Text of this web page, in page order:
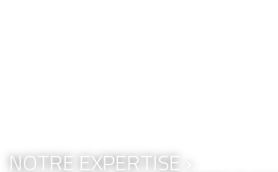
NOTRE EXPERTISE ›